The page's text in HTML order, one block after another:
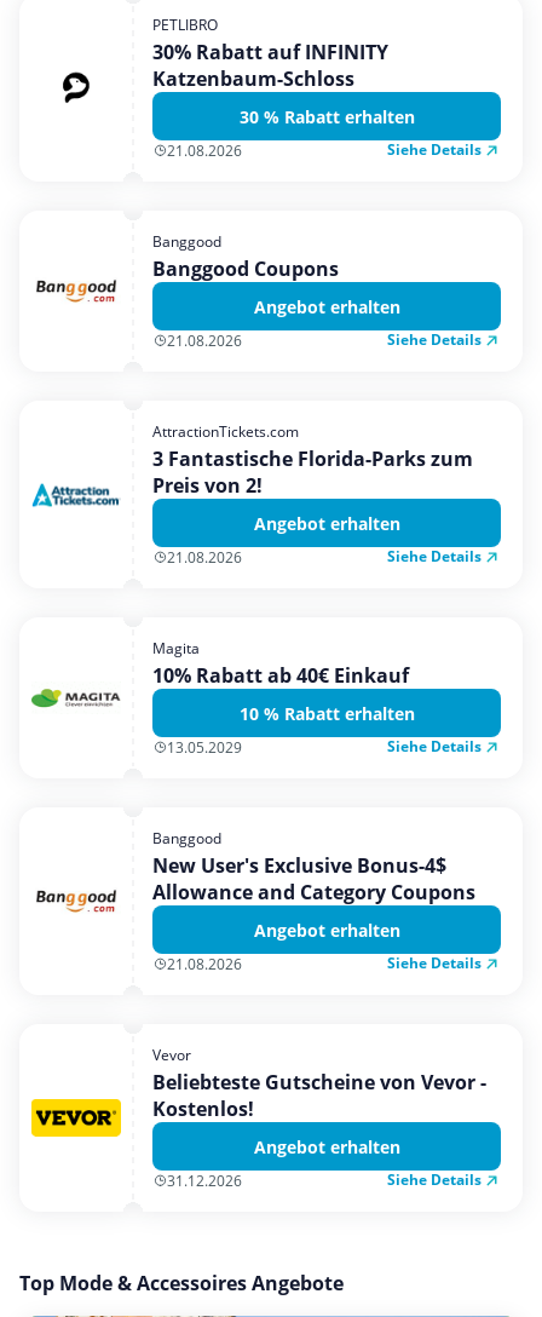
PETLIBRO
30% Rabatt auf INFINITY
Katzenbaum-Schloss
30 % Rabatt erhalten
21.08.2026 Siehe Details
Banggood
Banggood Coupons
Angebot erhalten
21.08.2026 Siehe Details
AttractionTickets.com
3 Fantastische Florida-Parks zum
Preis von 2!
Angebot erhalten
21.08.2026 Siehe Details
Magita
10% Rabatt ab 40€ Einkauf
10 % Rabatt erhalten
13.05.2029 Siehe Details
Banggood
New User's Exclusive Bonus-4$
Allowance and Category Coupons
Angebot erhalten
21.08.2026 Siehe Details
Vevor
Beliebteste Gutscheine von Vevor -
Kostenlos!
Angebot erhalten
31.12.2026 Siehe Details
Top Mode & Accessoires Angebote